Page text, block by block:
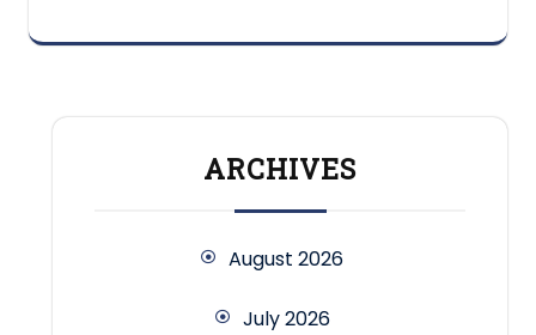
ARCHIVES
August 2026
July 2026